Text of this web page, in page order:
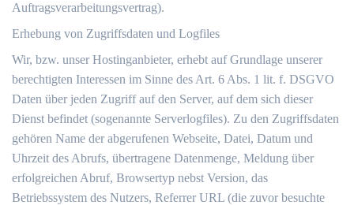
Auftragsverarbeitungsvertrag).
Erhebung von Zugriffsdaten und Logfiles
Wir, bzw. unser Hostinganbieter, erhebt auf Grundlage unserer
berechtigten Interessen im Sinne des Art. 6 Abs. 1 lit. f. DSGVO
Daten über jeden Zugriff auf den Server, auf dem sich dieser
Dienst befindet (sogenannte Serverlogfiles). Zu den Zugriffsdaten
gehören Name der abgerufenen Webseite, Datei, Datum und
Uhrzeit des Abrufs, übertragene Datenmenge, Meldung über
erfolgreichen Abruf, Browsertyp nebst Version, das
Betriebssystem des Nutzers, Referrer URL (die zuvor besuchte